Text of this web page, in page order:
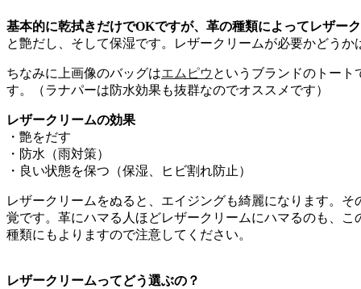
基本的に乾拭きだけでOKですが、革の種類によってレザー
と艶だし、そして保湿です。レザークリームが必要かどう
ちなみに上画像のバッグはエムピウ というブランドのトート
す。（ラナパーは防水効果も抜群なのでオススメです）
レザークリームの効果
・艶をだす
・防水（雨対策）
・良い状態を保つ（保湿、ヒビ割れ防止）
レザークリームをぬると、エイジングも綺麗になります。
覚です。革にハマる人ほどレザークリームにハマるのも、
種類にもよりますので注意してください。
レザークリームってどう選ぶの？